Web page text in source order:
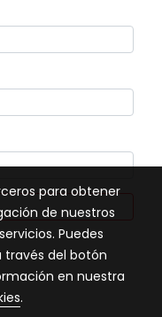
para obtener
de nuestros
Puedes
del botón
en nuestra
.